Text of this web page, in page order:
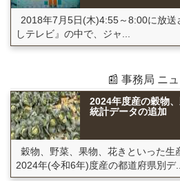
2018年7月5日(木)4:55～8:00に放送
しテレビ』の中で、ジャ...
📰 事務局 ニ
2024年度産の穀物
統計データの追加
穀物、野菜、果物、花きといった生
2024年(令和6年)度産の都道府県別デ...